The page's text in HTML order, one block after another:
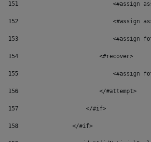
151
<#assign
152
<#assign
153
<#assign
154
                        <#recover>
155
<#assign
156
                        </#attempt>
157
                    </#if>
158
                </#if>